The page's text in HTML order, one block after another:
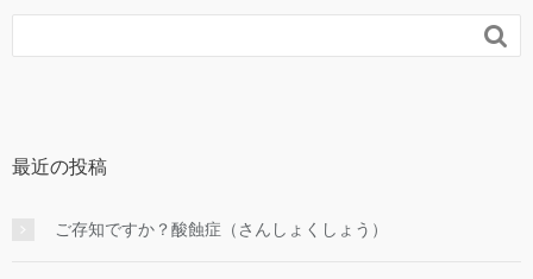

最近の投稿
ご存知ですか？酸蝕症（さんしょくしょう）